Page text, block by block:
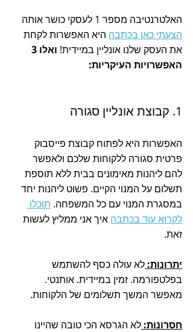
האלטרנטיבה מספר 1 לעסקי כושר אותה
הצעתי כאן בכתבה היא האפשרות לקחת
את העסק שלנו אונליין במיידית!
האפשרויות העיקריות:
1. קבוצת אונליין סגורה
האפשרות היא לפתוח קבוצת פייסבוק
פרטית סגורה ללקוחות שלכם ולאפשר
להם ליהנות מאימונים בבית ללא תוספת
תשלום על המנוי הקיים. פשוט ליהנות יחד
במסגרת המנוי עם כל המשפחה. תוכלו
לקרוא עוד בכתבה איך אני ממליץ לעשות
זאת.
יתרונות: לא עולה כסף להשתמש
בפלטפורמה. זמין במיידית. אותנטי.
מאפשר המשך תשלומים של הלקוחות.
חסרונות: לא הגרסא הכי טובה שהיינו